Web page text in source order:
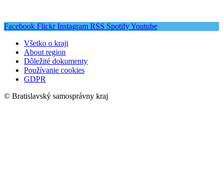
Facebook Flickr Instagram RSS SpotifyYoutube
Všetko o kraji
About region
Dôležité dokumenty
Používanie cookies
GDPR
© Bratislavský samosprávny kraj